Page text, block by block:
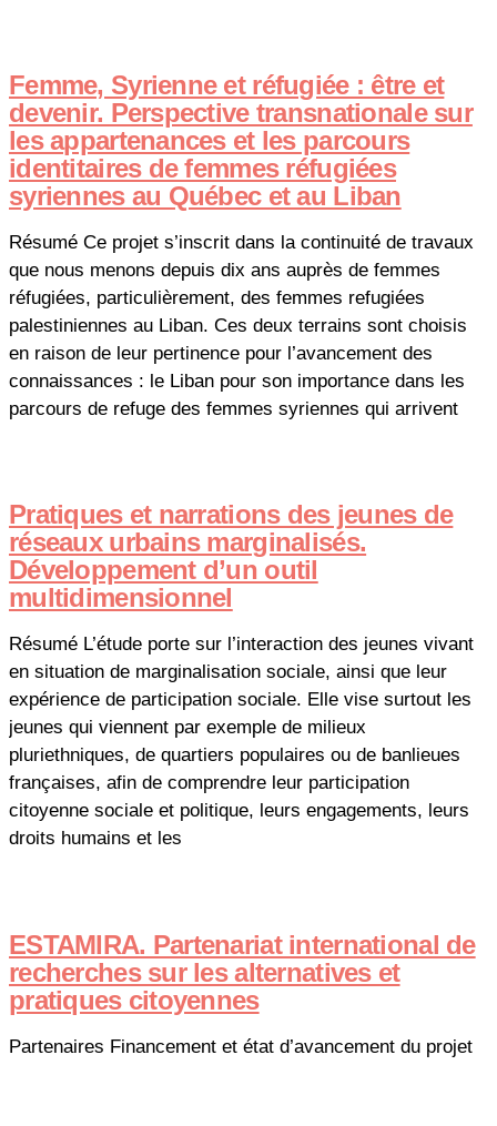
Femme, Syrienne et réfugiée : être et
devenir. Perspective transnationale sur
les appartenances et les parcours
identitaires de femmes réfugiées
syriennes au Québec et au Liban
Résumé Ce projet s’inscrit dans la continuité de travaux
que nous menons depuis dix ans auprès de femmes
réfugiées, particulièrement, des femmes refugiées
palestiniennes au Liban. Ces deux terrains sont choisis
en raison de leur pertinence pour l’avancement des
connaissances : le Liban pour son importance dans les
parcours de refuge des femmes syriennes qui arrivent
Pratiques et narrations des jeunes de
réseaux urbains marginalisés.
Développement d’un outil
multidimensionnel
Résumé L’étude porte sur l’interaction des jeunes vivant
en situation de marginalisation sociale, ainsi que leur
expérience de participation sociale. Elle vise surtout les
jeunes qui viennent par exemple de milieux
pluriethniques, de quartiers populaires ou de banlieues
françaises, afin de comprendre leur participation
citoyenne sociale et politique, leurs engagements, leurs
droits humains et les
ESTAMIRA. Partenariat international de
recherches sur les alternatives et
pratiques citoyennes
Partenaires Financement et état d’avancement du projet